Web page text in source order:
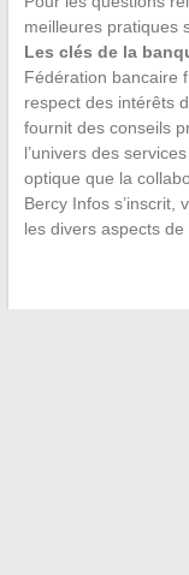
meilleures pratiques
Les clés de la
Fédération bancaire
respect des intérêts
fournit des conseils
l’univers des
optique que la
Bercy Infos s’inscrit,
les divers aspects de